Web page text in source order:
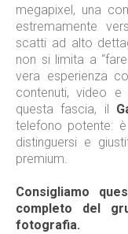
megapixel, una
estremamente
scatti ad alto
non si limita a
vera esperienza
contenuti, video
questa fascia, il
telefono potente:
distinguersi e
premium.
Consigliamo
completo del
fotografia.